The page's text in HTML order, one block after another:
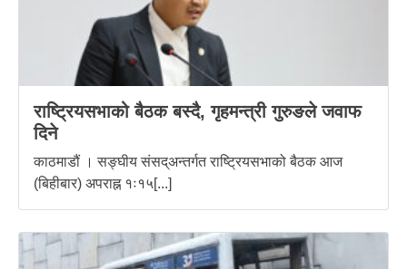
राष्ट्रियसभाको बैठक बस्दै, गृहमन्त्री गुरुङले जवाफ
दिने
काठमाडौं । सङ्घीय संसद्अन्तर्गत राष्ट्रियसभाको बैठक आज
(बिहीबार) अपराह्न १ः१५[...]